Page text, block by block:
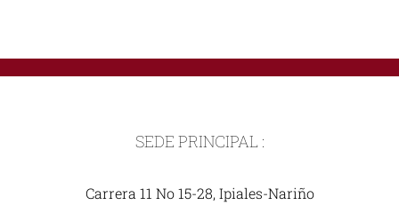
SEDE PRINCIPAL :
Carrera 11 No 15-28, Ipiales-Nariño